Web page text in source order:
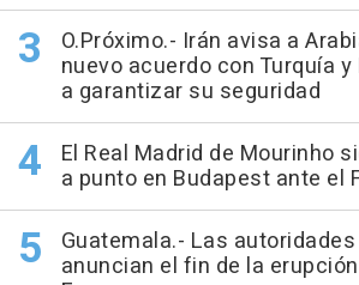
O.Próximo.- Irán avisa a
nuevo acuerdo con Turquía
a garantizar su seguridad
El Real Madrid de Mourinho
a punto en Budapest ante el
Guatemala.- Las
anuncian el fin de la